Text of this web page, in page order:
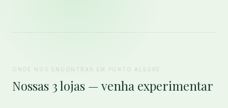
ONDE NOS ENCONTRAR EM PORTO ALEGRE
Nossas 3 lojas — venha experimentar